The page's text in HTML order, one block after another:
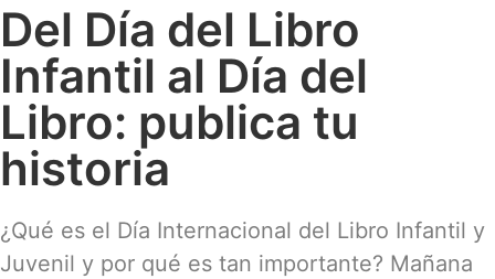
Del Día del Libro
Infantil al Día del
Libro: publica tu
historia
¿Qué es el Día Internacional del Libro Infantil y
Juvenil y por qué es tan importante? Mañana